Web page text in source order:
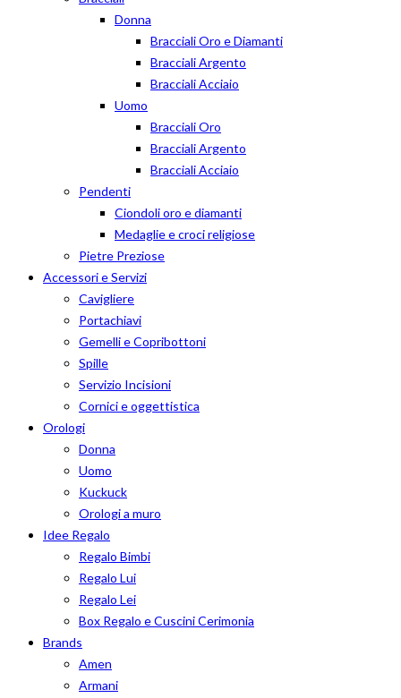
Donna
Bracciali Oro e Diamanti
Bracciali Argento
Bracciali Acciaio
Uomo
Bracciali Oro
Bracciali Argento
Bracciali Acciaio
Pendenti
Ciondoli oro e diamanti
Medaglie e croci religiose
Pietre Preziose
Accessori e Servizi
Cavigliere
Portachiavi
Gemelli e Copribottoni
Spille
Servizio Incisioni
Cornici e oggettistica
Orologi
Donna
Uomo
Kuckuck
Orologi a muro
Idee Regalo
Regalo Bimbi
Regalo Lui
Regalo Lei
Box Regalo e Cuscini Cerimonia
Brands
Amen
Armani